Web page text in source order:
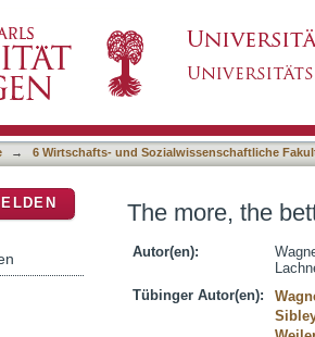
→ 6 Wirtschafts- und Sozialwissenschaftliche
The more, the
Autor(en):
Tübinger Autor(en):